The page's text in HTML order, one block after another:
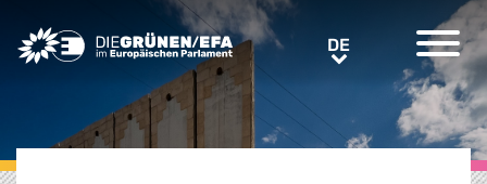
Greens/EFA Home DEDE